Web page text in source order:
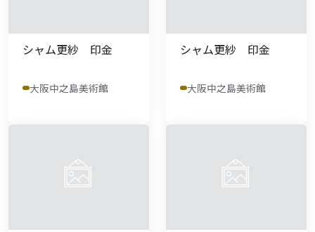
シャム更紗 印金
大阪中之島美術館
シャム更紗 印金
大阪中之島美術館